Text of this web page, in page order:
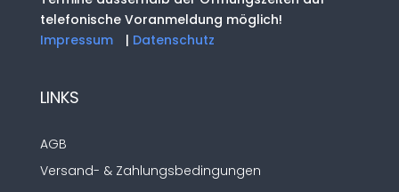
telefonische Voranmeldung möglich!
Impressum
| Datenschutz
LINKS
AGB
Versand- & Zahlungsbedingungen